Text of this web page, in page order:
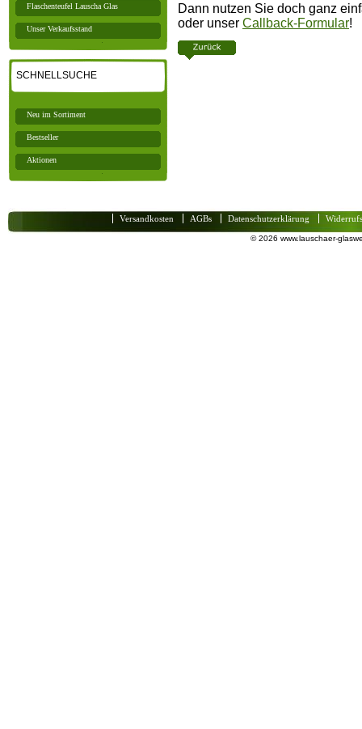
Dann nutzen Sie doch ganz
oder unser Callback-Formular!
Flaschenteufel Lauscha Glas
Unser Verkaufsstand
SCHNELLSUCHE
Neu im Sortiment
Bestseller
Aktionen
Versandkosten AGBs Datenschutzerklärung
© 2026 www.lauschaer-